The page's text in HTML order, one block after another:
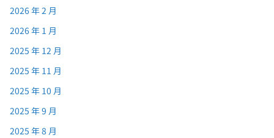
2026 年 2 月
2026 年 1 月
2025 年 12 月
2025 年 11 月
2025 年 10 月
2025 年 9 月
2025 年 8 月